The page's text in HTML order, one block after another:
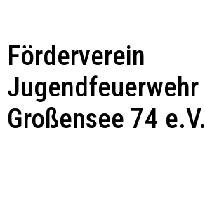
Förderverein
Jugendfeuerwehr
Großensee 74 e.V.